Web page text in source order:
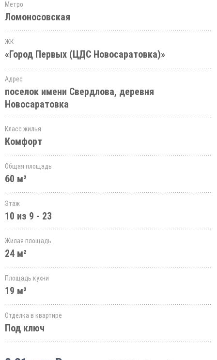
Метро
Ломоносовская
ЖК
«Город Первых (ЦДС Новосаратовка)»
Адрес
поселок имени Свердлова, деревня
Новосаратовка
Класс жилья
Комфорт
Общая площадь
60 м²
Этаж
10 из 9 - 23
Жилая площадь
24 м²
Площадь кухни
19 м²
Отделка в квартире
Под ключ